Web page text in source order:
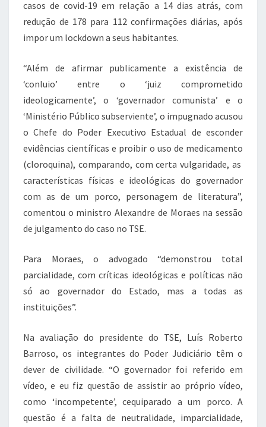
casos de covid-19 em relação a 14 dias atrás, com
redução de 178 para 112 confirmações diárias, após
impor um lockdown a seus habitantes.
“Além de afirmar publicamente a existência de
‘conluio’ entre o ‘juiz comprometido
ideologicamente’, o ‘governador comunista’ e o
‘Ministério Público subserviente’, o impugnado acusou
o Chefe do Poder Executivo Estadual de esconder
evidências científicas e proibir o uso de medicamento
(cloroquina), comparando, com certa vulgaridade, as
características físicas e ideológicas do governador
com as de um porco, personagem de literatura”,
comentou o ministro Alexandre de Moraes na sessão
de julgamento do caso no TSE.
Para Moraes, o advogado “demonstrou total
parcialidade, com críticas ideológicas e políticas não
só ao governador do Estado, mas a todas as
instituições”.
Na avaliação do presidente do TSE, Luís Roberto
Barroso, os integrantes do Poder Judiciário têm o
dever de civilidade. “O governador foi referido em
vídeo, e eu fiz questão de assistir ao próprio vídeo,
como ‘incompetente’, cequiparado a um porco. A
questão é a falta de neutralidade, imparcialidade,